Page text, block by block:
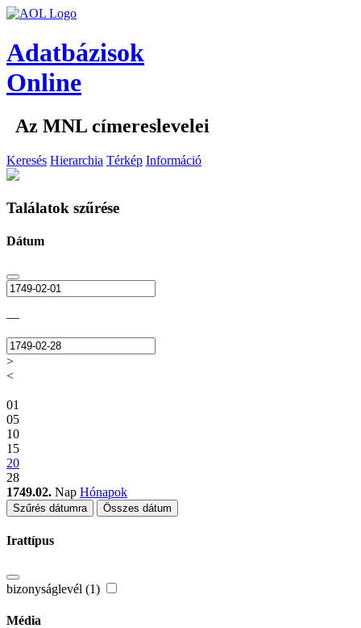
Adatbázisok
Online
Az MNL címereslevelei
Keresés Hierarchia Térkép Információ
Találatok szűrése
Dátum
—
>
<
01
05
10
15
20
28
1749.02. Nap Hónapok
Szűrés dátumra Összes dátum
Irattípus
bizonyságlevél (1)
Média